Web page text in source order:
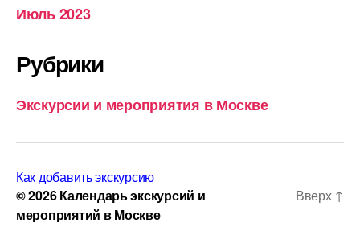
Июль 2023
Рубрики
Экскурсии и мероприятия в Москве
Как добавить экскурсию
© 2026Календарь экскурсий и
мероприятий в Москве
Вверх ↑